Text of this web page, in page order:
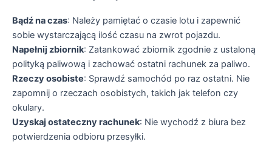
Bądź na czas: Należy pamiętać o czasie lotu i zapewnić
sobie wystarczającą ilość czasu na zwrot pojazdu.
Napełnij zbiornik: Zatankować zbiornik zgodnie z ustaloną
polityką paliwową i zachować ostatni rachunek za paliwo.
Rzeczy osobiste: Sprawdź samochód po raz ostatni. Nie
zapomnij o rzeczach osobistych, takich jak telefon czy
okulary.
Uzyskaj ostateczny rachunek: Nie wychodź z biura bez
potwierdzenia odbioru przesyłki.